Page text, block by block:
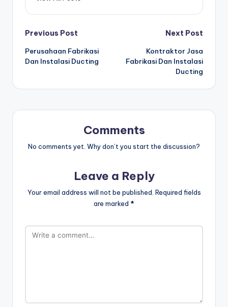
Post
navigation
Previous Post
Perusahaan Fabrikasi
Dan Instalasi Ducting
Next Post
Kontraktor Jasa
Fabrikasi Dan Instalasi
Ducting
Comments
No comments yet. Why don’t you start the discussion?
Leave a Reply
Your email address will not be published. Required fields
are marked *